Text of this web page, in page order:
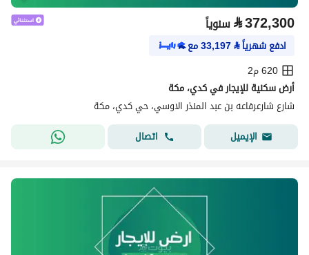
⃁372,300 سنوياً
ادفع شهرياً⃁
33,197مع
620 م2
أرض سكنية للإيجار في كدي، مكة
شارع شارعرفاعه بن عبد المنذر الاوسي، حي كدي، مكة
الإيميل
اتصال